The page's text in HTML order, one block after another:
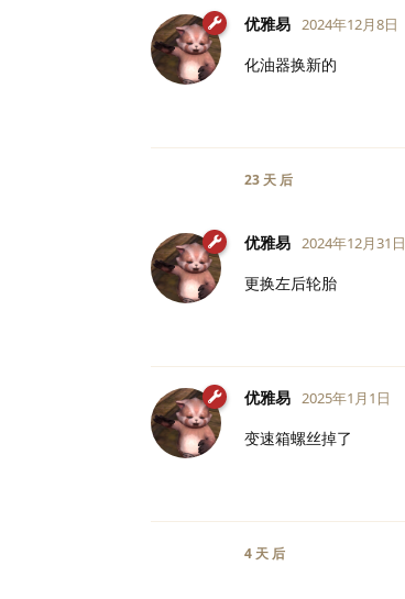
优雅易 2024年12月8日
化油器换新的
23 天 后
优雅易 2024年12月31日
更换左后轮胎
优雅易 2025年1月1日
变速箱螺丝掉了
4 天 后